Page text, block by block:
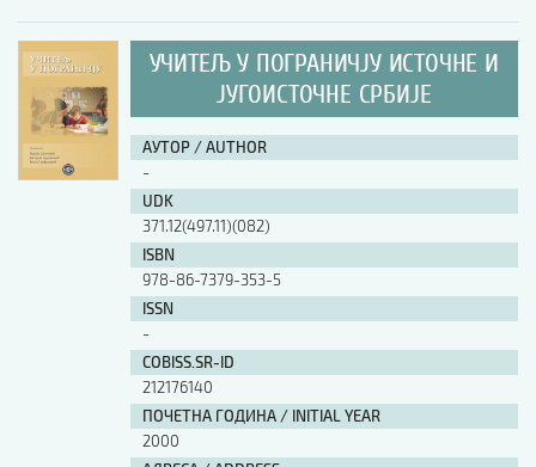
УЧИТЕЉ У ПОГРАНИЧЈУ ИСТОЧНЕ И
ЈУГОИСТОЧНЕ СРБИЈЕ
АУТОР / AUTHOR
-
UDK
371.12(497.11)(082)
ISBN
978-86-7379-353-5
ISSN
-
COBISS.SR-ID
212176140
ПОЧЕТНА ГОДИНА / INITIAL YEAR
2000